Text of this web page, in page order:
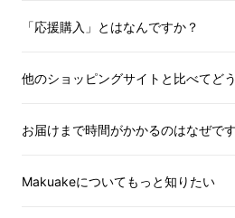
「応援購入」とはなんですか？
他のショッピングサイトと比べてど
お届けまで時間がかかるのはなぜで
Makuakeについてもっと知りたい